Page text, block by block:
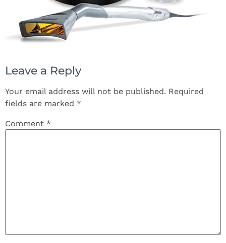
Leave a Reply
Your email address will not be published. Required
fields are marked *
Comment *